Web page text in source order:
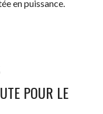
en puissance.
POUR LE